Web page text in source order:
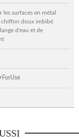
les surfaces en métal
chiffon doux imbibé
d'eau et de